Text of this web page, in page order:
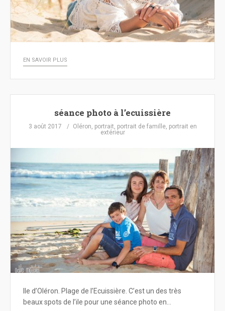
EN SAVOIR PLUS
séance photo à l’ecuissière
3 août 2017 Oléron, portrait, portrait de famille, portrait en
extérieur
Ile d’Oléron. Plage de l’Ecuissière. C’est un des très
beaux spots de l’ile pour une séance photo en…